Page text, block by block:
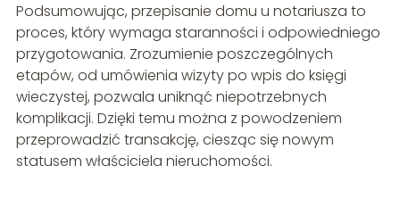
Podsumowując, przepisanie domu u notariusza to
proces, który wymaga staranności i odpowiedniego
przygotowania. Zrozumienie poszczególnych
etapów, od umówienia wizyty po wpis do księgi
wieczystej, pozwala uniknąć niepotrzebnych
komplikacji. Dzięki temu można z powodzeniem
przeprowadzić transakcję, ciesząc się nowym
statusem właściciela nieruchomości.